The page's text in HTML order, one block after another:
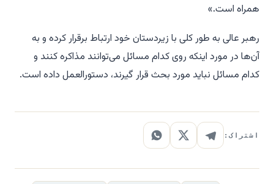
همراه است.»
رهبر عالی به طور کلی با زیردستان خود ارتباط برقرار کرده و به
آن‌ها در مورد اینکه روی کدام مسائل می‌توانند مذاکره کنند و
کدام مسائل نباید مورد بحث قرار گیرند، دستورالعمل داده است.
اشتراک: